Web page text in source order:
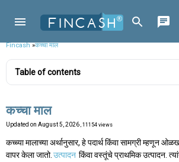
Fincash»कच्चा माल
Table of contents
कच्चा माल
Updated on August 5, 2026 , 11154 views
कच्च्या मालाच्या अर्थानुसार, हे पदार्थ किंवा सामग्री म्हणून
वापर केला जातो.उत्पादन किंवा वस्तूंचे प्राथमिक उत्पादन.